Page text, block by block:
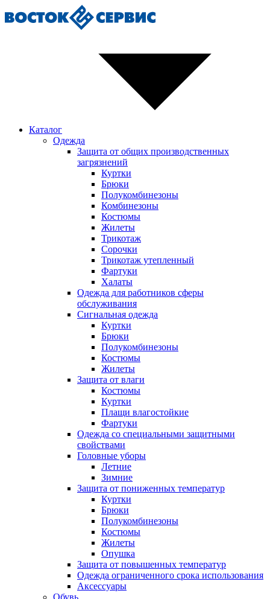
Каталог
Одежда
Защита от общих производственных
загрязнений
Куртки
Брюки
Полукомбинезоны
Комбинезоны
Костюмы
Жилеты
Трикотаж
Сорочки
Трикотаж утепленный
Фартуки
Халаты
Одежда для работников сферы
обслуживания
Сигнальная одежда
Куртки
Брюки
Полукомбинезоны
Костюмы
Жилеты
Защита от влаги
Костюмы
Куртки
Плащи влагостойкие
Фартуки
Одежда со специальными защитными
свойствами
Головные уборы
Летние
Зимние
Защита от пониженных температур
Куртки
Брюки
Полукомбинезоны
Костюмы
Жилеты
Опушка
Защита от повышенных температур
Одежда ограниченного срока использования
Аксессуары
Обувь